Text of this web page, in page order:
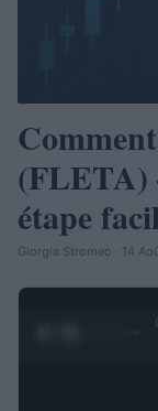
(FLETA)
étape
Giorgia Stromeo · 14